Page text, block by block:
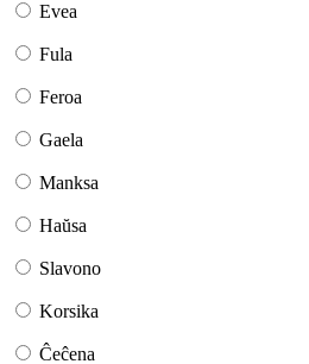
Evea
Fula
Feroa
Gaela
Manksa
Haŭsa
Slavono
Korsika
Ĉeĉena